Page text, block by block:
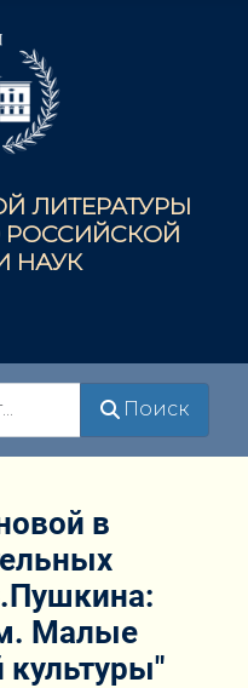
ЛИТЕРАТУРЫ
РОССИЙСКОЙ
НАУК
Поиск
в
Малые